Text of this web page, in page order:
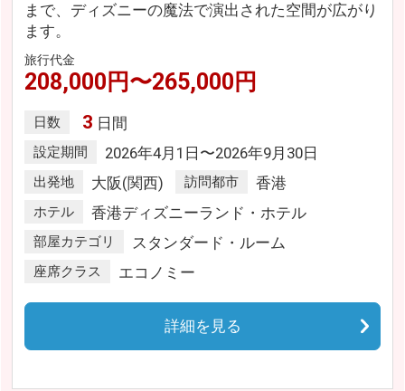
まで、ディズニーの魔法で演出された空間が広がり
ます。
旅行代金
208,000円〜265,000円
日数 3 日間
設定期間 2026年4月1日〜2026年9月30日
出発地 大阪(関西) 訪問都市 香港
ホテル 香港ディズニーランド・ホテル
部屋カテゴリ スタンダード・ルーム
座席クラス エコノミー
詳細を見る